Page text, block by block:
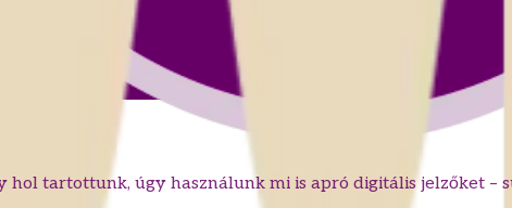
tartottunk, úgy használunk mi is apró digitális jelzőket –